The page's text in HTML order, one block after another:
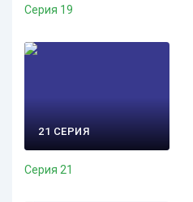
Серия 19
21 СЕРИЯ
Серия 21